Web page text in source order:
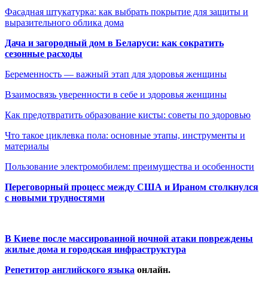
Фасадная штукатурка: как выбрать покрытие для защиты и
выразительного облика дома
Дача и загородный дом в Беларуси: как сократить
сезонные расходы
Беременность — важный этап для здоровья женщины
Взаимосвязь уверенности в себе и здоровья женщины
Как предотвратить образование кисты: советы по здоровью
Что такое циклевка пола: основные этапы, инструменты и
материалы
Пользование электромобилем: преимущества и особенности
Переговорный процесс между США и Ираном столкнулся
с новыми трудностями
В Киеве после массированной ночной атаки повреждены
жилые дома и городская инфраструктура
Репетитор английского языка онлайн.